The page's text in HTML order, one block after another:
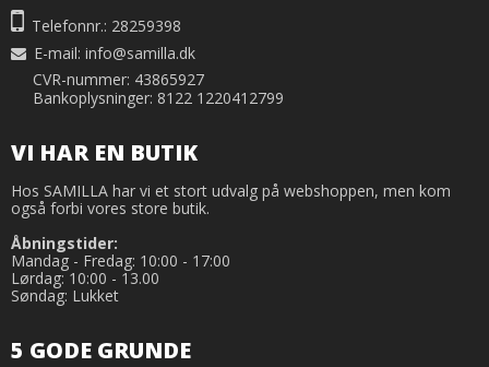
Telefonnr.: 28259398
E-mail: info@samilla.dk
CVR-nummer: 43865927
Bankoplysninger: 8122 1220412799
VI HAR EN BUTIK
Hos SAMILLA har vi et stort udvalg på webshoppen, men kom
også forbi vores store butik.
Åbningstider:
Mandag - Fredag: 10:00 - 17:00
Lørdag: 10:00 - 13.00
Søndag: Lukket
5 GODE GRUNDE